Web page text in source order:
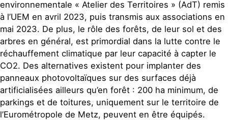
environnementale « Atelier des Territoires » (AdT) remis
à l’UEM en avril 2023, puis transmis aux associations en
mai 2023. De plus, le rôle des forêts, de leur sol et des
arbres en général, est primordial dans la lutte contre le
réchauffement climatique par leur capacité à capter le
CO2. Des alternatives existent pour implanter des
panneaux photovoltaïques sur des surfaces déjà
artificialisées ailleurs qu’en forêt : 200 ha minimum, de
parkings et de toitures, uniquement sur le territoire de
l’Eurométropole de Metz, peuvent en être équipés.